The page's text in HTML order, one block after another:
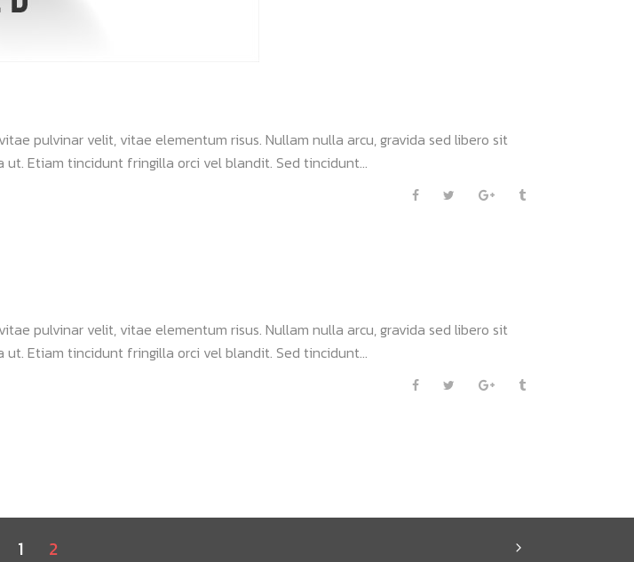
pulvinar velit, vitae elementum risus. Nullam nulla arcu, gravida sed libero sit
Etiam tincidunt fringilla orci vel blandit. Sed tincidunt...
pulvinar velit, vitae elementum risus. Nullam nulla arcu, gravida sed libero sit
Etiam tincidunt fringilla orci vel blandit. Sed tincidunt...
1 2